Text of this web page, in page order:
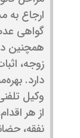
ارجاع به
گواهی
همچنین
زوجه،
دارد.
وکیل
از هر
نفقه،